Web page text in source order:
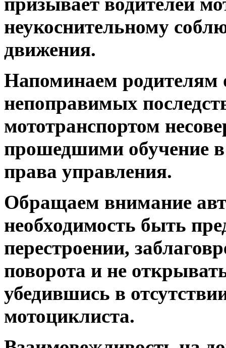
неукоснительному
движения.
Напоминаем родителям
непоправимых
мототранспортом
прошедшими обучение
права управления.
Обращаем внимание
необходимость быть
перестроении,
поворота и не
убедившись в
мотоциклиста.